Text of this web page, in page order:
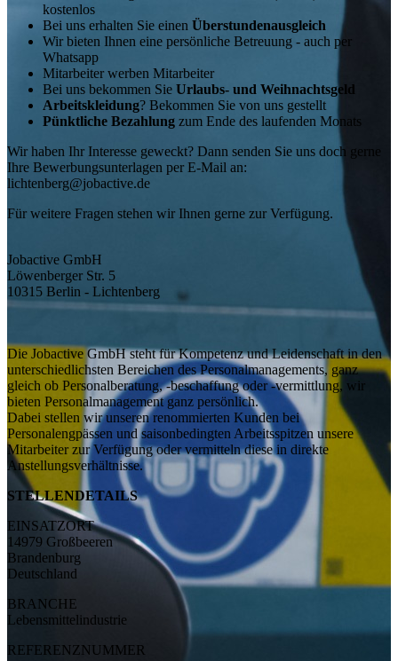
kostenlos
Bei uns erhalten Sie einen Überstundenausgleich
Wir bieten Ihnen eine persönliche Betreuung - auch per
Whatsapp
Mitarbeiter werben Mitarbeiter
Bei uns bekommen Sie Urlaubs- und Weihnachtsgeld
Arbeitskleidung? Bekommen Sie von uns gestellt
Pünktliche Bezahlung zum Ende des laufenden Monats
Wir haben Ihr Interesse geweckt? Dann senden Sie uns doch gerne
Ihre Bewerbungsunterlagen per E-Mail an:
lichtenberg@jobactive.de
Für weitere Fragen stehen wir Ihnen gerne zur Verfügung.
Jobactive GmbH
Löwenberger Str. 5
10315 Berlin - Lichtenberg
Die Jobactive GmbH steht für Kompetenz und Leidenschaft in den
unterschiedlichsten Bereichen des Personalmanagements, ganz
gleich ob Personalberatung, -beschaffung oder -vermittlung, wir
bieten Personalmanagement ganz persönlich.
Dabei stellen wir unseren renommierten Kunden bei
Personalengpässen und saisonbedingten Arbeitsspitzen unsere
Mitarbeiter zur Verfügung oder vermitteln diese in direkte
Anstellungsverhältnisse.
STELLENDETAILS
EINSATZORT
14979 Großbeeren
Brandenburg
Deutschland
BRANCHE
Lebensmittelindustrie
REFERENZNUMMER